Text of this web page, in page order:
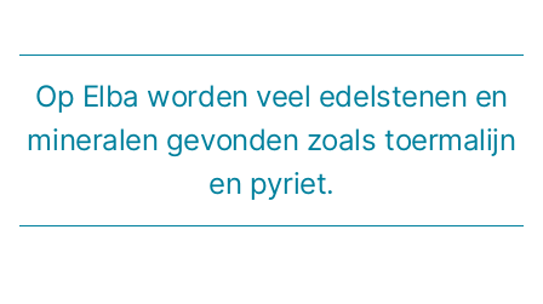
Op Elba worden veel edelstenen en
mineralen gevonden zoals toermalijn
en pyriet.